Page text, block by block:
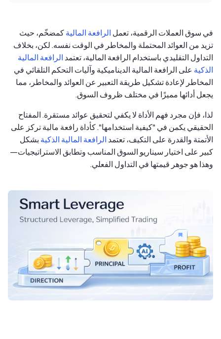
في سوق العملات الرقمية، تعمل الرافعة المالية كمضخّم، حيث
تزيد من العوائد المحتملة والمخاطر في الوقت نفسه. لكن، بخلاف
التداول التقليدي باستخدام الرافعة المالية، تعتمد الرافعة المالية
الذكية على الرافعة المالية الديناميكية وآليات التحكم التلقائي في
المخاطر لإعادة تشكيل طريقة التعبير عن العوائد والمخاطر، مما
يجعل أدائها مميزًا في مختلف ظروف السوق.
لذا، فإن مجرد فهم الأداة لا يكفي لتحقيق عوائد مستقرة. المفتاح
الحقيقي يكمن في "كيفية استخدامها". كأداة رافعة مالية تركز على
الأتمتة والقدرة على التكيف، تعتمد الرافعة المالية الذكية بشكل
كبير على اختيار سيناريو السوق المناسب وتطابق الاستراتيجيات—
وهذا هو جوهر قيمتها في التداول الفعلي.